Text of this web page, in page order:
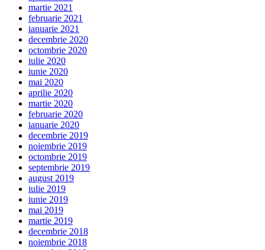
martie 2021
februarie 2021
ianuarie 2021
decembrie 2020
octombrie 2020
iulie 2020
iunie 2020
mai 2020
aprilie 2020
martie 2020
februarie 2020
ianuarie 2020
decembrie 2019
noiembrie 2019
octombrie 2019
septembrie 2019
august 2019
iulie 2019
iunie 2019
mai 2019
martie 2019
decembrie 2018
noiembrie 2018